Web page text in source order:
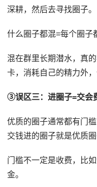
深耕，然后去寻找圈子。
什么圈子都混=每个圈子
混在群里长期潜水，真
卡，消耗自己的精力外，
③误区三：进圈子=交会
优质的圈子通常都有门
交钱进的圈子就是优质圈
门槛不一定是收费，比
金。